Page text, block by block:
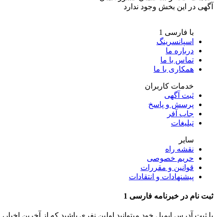
آگهی در این بخش وجود ندارد
با فارسی 1
اسپانسرینگ
درباره ما
تماس با ما
همکاری با ما
خدمات کاربران
ثبت آگهی
پرسش و پاسخ
جاب آفر
تبلیغات
سایر
نقشه راه
حریم خصوصی
قوانین و مقررات
پیشنهادات و انتقادات
ثبت نام در خبرنامه فارسی 1